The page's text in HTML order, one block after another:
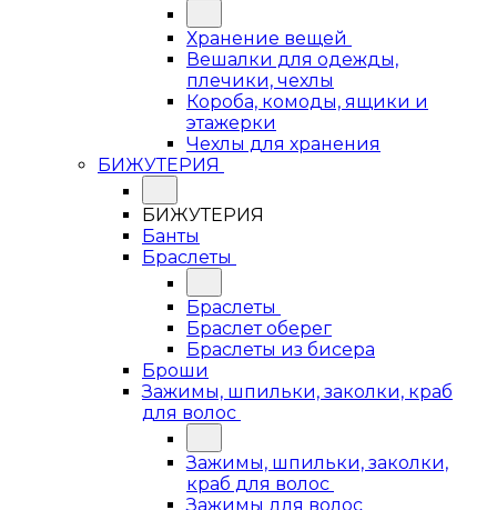
Хранение вещей
Вешалки для одежды,
плечики, чехлы
Короба, комоды, ящики и
этажерки
Чехлы для хранения
БИЖУТЕРИЯ
БИЖУТЕРИЯ
Банты
Браслеты
Браслеты
Браслет оберег
Браслеты из бисера
Броши
Зажимы, шпильки, заколки, краб
для волос
Зажимы, шпильки, заколки,
краб для волос
Зажимы для волос